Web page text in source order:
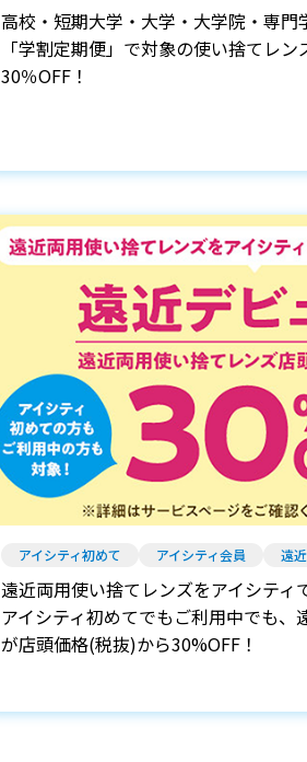
高校・短期大学・大学・大学院・専
「学割定期便」で対象の使い捨てレ
30％OFF！
アイシティ初めて アイシティ会員 遠
遠近両用使い捨てレンズをアイシティ
アイシティ初めてでもご利用中でも、
が店頭価格(税抜)から30%OFF！